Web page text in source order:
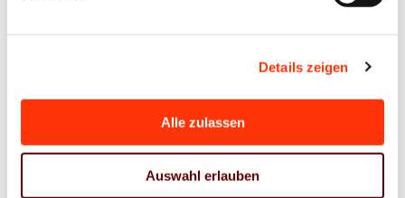
Details zeigen
Alle zulassen
Auswahl erlauben
Mai 2026 (4)
April 2026 (4)
März 2026 (13)